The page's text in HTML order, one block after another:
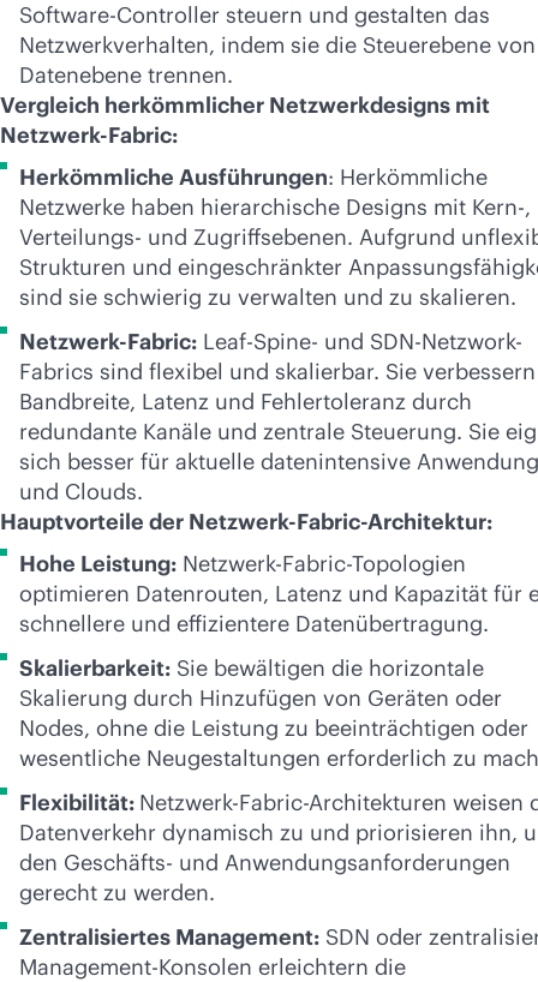
Software-Controller steuern und gestalten das
Netzwerkverhalten, indem sie die Steuerebene
Datenebene trennen.
Vergleich herkömmlicher Netzwerkdesigns mit
Netzwerk-Fabric:
Herkömmliche Ausführungen: Herkömmliche
Netzwerke haben hierarchische Designs mit Kern-,
Verteilungs- und Zugriffsebenen. Aufgrund
Strukturen und eingeschränkter
sind sie schwierig zu verwalten und zu skalieren.
Netzwerk-Fabric: Leaf-Spine- und SDN-Netzwork-
Fabrics sind flexibel und skalierbar. Sie verbessern
Bandbreite, Latenz und Fehlertoleranz durch
redundante Kanäle und zentrale Steuerung. Sie
sich besser für aktuelle datenintensive
und Clouds.
Hauptvorteile der Netzwerk-Fabric-Architektur:
Hohe Leistung: Netzwerk-Fabric-Topologien
optimieren Datenrouten, Latenz und Kapazität für
schnellere und effizientere Datenübertragung.
Skalierbarkeit: Sie bewältigen die horizontale
Skalierung durch Hinzufügen von Geräten oder
Nodes, ohne die Leistung zu beeinträchtigen oder
wesentliche Neugestaltungen erforderlich zu
Flexibilität: Netzwerk-Fabric-Architekturen weisen
Datenverkehr dynamisch zu und priorisieren ihn,
den Geschäfts- und Anwendungsanforderungen
gerecht zu werden.
Zentralisiertes Management: SDN oder
Management-Konsolen erleichtern die